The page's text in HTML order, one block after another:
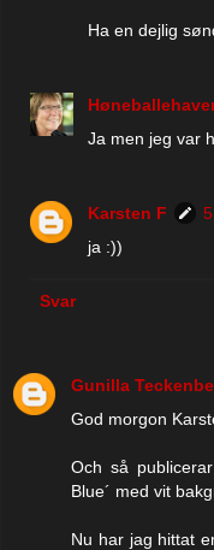
Ha en dejlig
Ja men jeg var
Karsten F
ja :))
Svar
Gunilla
God morgon
Och så
Blue´ med vit
Nu har jag hittat